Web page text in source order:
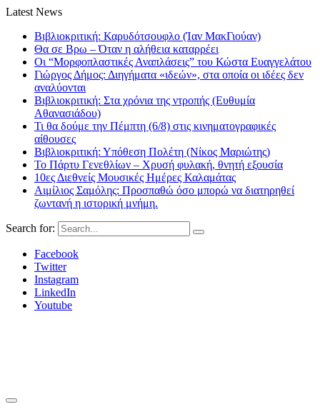
Latest News
Βιβλιοκριτική: Καρυδότσουφλο (Ίαν ΜακΓιούαν)
Θα σε Βρω – Όταν η αλήθεια καταρρέει
Οι “Μορφοπλαστικές Αναπλάσεις” του Κώστα Ευαγγελάτου
Γιώργος Δήμος: Διηγήματα «ιδεών», στα οποία οι ιδέες δεν
αναλύονται
Βιβλιοκριτική: Στα χρόνια της ντροπής (Ευθυμία
Αθανασιάδου)
Τι θα δούμε την Πέμπτη (6/8) στις κινηματογραφικές
αίθουσες
Βιβλιοκριτική: Υπόθεση Πολέτη (Νίκος Μαριώτης)
Το Πάρτυ Γενεθλίων – Χρυσή φυλακή, θνητή εξουσία
10ες Διεθνείς Μουσικές Ημέρες Καλαμάτας
Αιμίλιος Σαμόλης: Προσπαθώ όσο μπορώ να διατηρηθεί
ζωντανή η ιστορική μνήμη.
Search for:
Facebook
Twitter
Instagram
LinkedIn
Youtube